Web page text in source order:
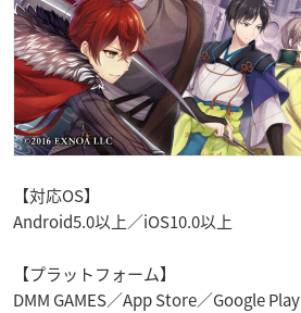
【対応OS】
Android5.0以上／iOS10.0以上
【プラットフォーム】
DMM GAMES／App Store／Google Play